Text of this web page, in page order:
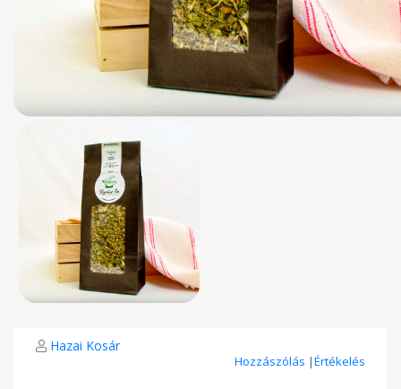
Hazai Kosár
Hozzászólás |Értékelés